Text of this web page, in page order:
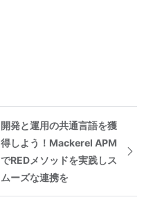
開発と運用の共通言語を獲
得しよう！Mackerel APM
でREDメソッドを実践しス
ムーズな連携を